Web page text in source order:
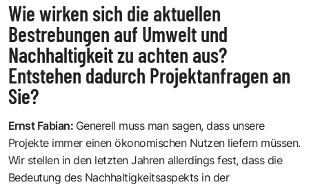
Wie wirken sich die aktuellen
Bestrebungen auf Umwelt und
Nachhaltigkeit zu achten aus?
Entstehen dadurch Projektanfragen an
Sie?
Ernst Fabian: Generell muss man sagen, dass unsere
Projekte immer einen ökonomischen Nutzen liefern müssen.
Wir stellen in den letzten Jahren allerdings fest, dass die
Bedeutung des Nachhaltigkeitsaspekts in der